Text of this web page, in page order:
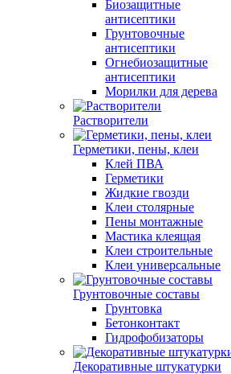
Биозащитные
антисептики
Грунтовочные
антисептики
Огнебиозащитные
антисептики
Морилки для дерева
Растворители
Герметики, пены, клеи
Клей ПВА
Герметики
Жидкие гвозди
Клеи столярные
Пены монтажные
Мастика клеящая
Клеи строительные
Клеи универсальные
Грунтовочные составы
Грунтовка
Бетонконтакт
Гидрофобизаторы
Декоративные штукатурки